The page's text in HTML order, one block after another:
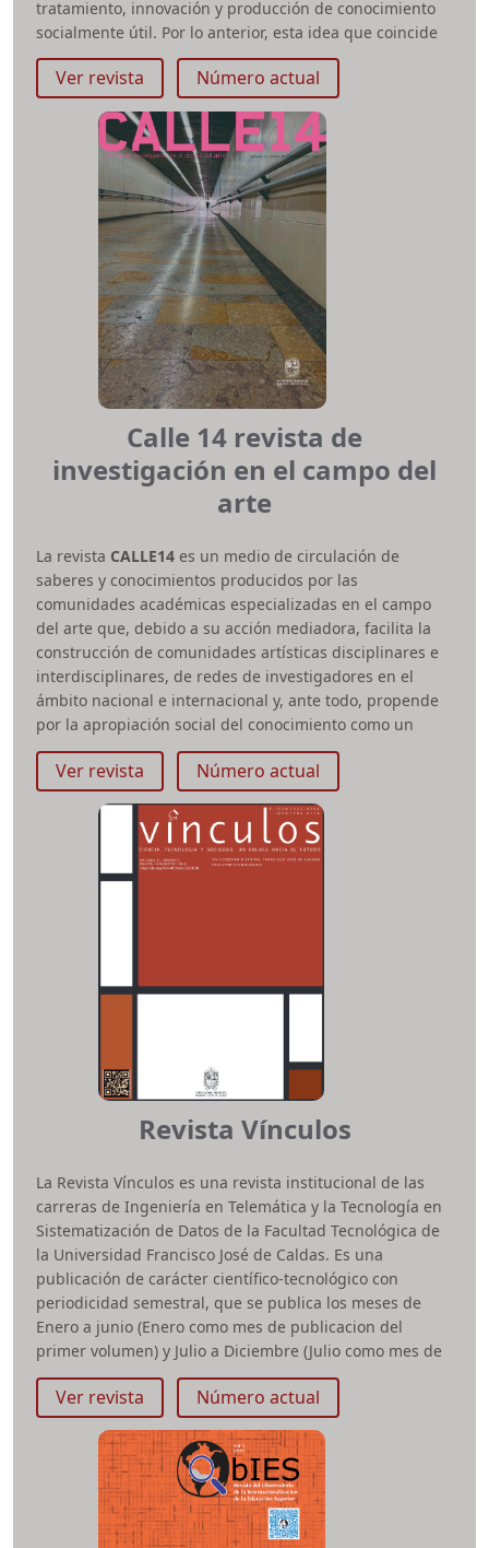
tratamiento, innovación y producción de conocimiento
socialmente útil. Por lo anterior, esta idea que coincide
temáticamente con la Clasificación de Áreas Científicas
según la Organización para la Cooperación y el
Desarrollo Económicos (OCDE), se consolidó con el
propósito de asumir el papel de: búsqueda,
tratamiento, innovación y producción de conocimiento
socialmente útil para fortalecer una comunidad
académica que influyera e impactara con rigor otros
sectores como el social, el productivo y el empresarial.
ISSN impreso:1909-9746
2248-4728
Periodicidad:Semestral
Área temática:Ingeniería en telecomunicaciones,
eléctrica y electrónica
Facultad:Tecnológica
revvisionelectronica.ud@udistrital.edu.co
Ver revista Número actual
Calle 14 revista de
investigación en el campo del
arte
La revista CALLE14 es un medio de circulación de
saberes y conocimientos producidos por las
comunidades académicas especializadas en el campo
del arte que, debido a su acción mediadora, facilita la
construcción de comunidades artísticas disciplinares e
interdisciplinares, de redes de investigadores en el
ámbito nacional e internacional y, ante todo, propende
por la apropiación social del conocimiento como un
instrumento de transformación de sujetos y
colectividades.
ISSN impreso:
2011-3757
2145-0706
https://doi.org/10.14483/issn.2145-0706
Periodicidad:
Ver revista Número actual
Revista Vínculos
La Revista Vínculos es una revista institucional de las
carreras de Ingeniería en Telemática y la Tecnología en
Sistematización de Datos de la Facultad Tecnológica de
la Universidad Francisco José de Caldas. Es una
publicación de carácter científico-tecnológico con
periodicidad semestral, que se publica los meses de
Enero a junio (Enero como mes de publicacion del
primer volumen) y Julio a Diciembre (Julio como mes de
publicacion del segundo volumen). Su primer número
apareció en el segundo semestre del año 2004 y hasta
la fecha ha mantenido su regularidad.
ISSN impreso:1794-211X
2322-939X
Periodicidad:Semestral
Área temática: Computación, informática y telemática
Ver revista Número actual